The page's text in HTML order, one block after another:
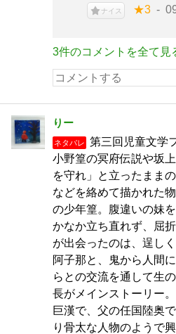
ナイス ★3
3件のコメントを全て見
りー
ネタバレ
第三回児童文学
小野篁の冥府伝説や坂
を守れ」と立ったまま
などを絡めて描かれた
の少年篁。腹違いの妹
かなか立ち直れず、屈
が出会ったのは、逞し
阿子那と、鬼から人間
らとの交流を通して生
長がメインストーリー
巨漢で、父の任国陸奥
り骨太な人物のようで興